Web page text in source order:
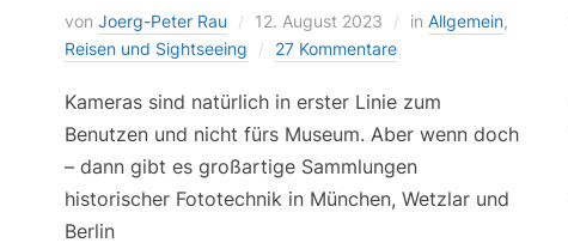
von Joerg-Peter Rau 12. August 2023 in Allgemein,
Reisen und Sightseeing
27 Kommentare
Kameras sind natürlich in erster Linie zum
Benutzen und nicht fürs Museum. Aber wenn doch
– dann gibt es großartige Sammlungen
historischer Fototechnik in München, Wetzlar und
Berlin